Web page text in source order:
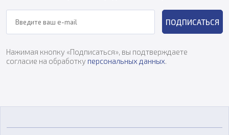
ПОДПИСАТЬСЯ
Нажимая кнопку «Подписаться», вы подтверждаете
согласие на обработку персональных данных.